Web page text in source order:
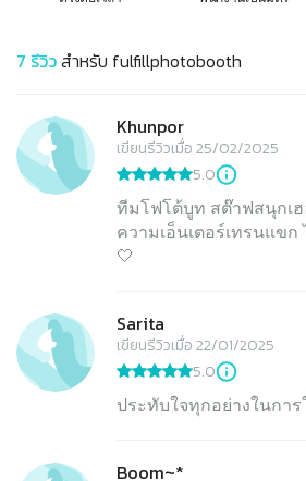
7 รีวิวสำหรับ fulfillphotobooth
Khunpor
เขียนรีวิวเมื่อ 25/02/2025
5.0
ทีมโฟโต้บูท สต๊าฟสนุกเ
ความเอ็นเตอร์เทรนแข
🤍
Sarita
เขียนรีวิวเมื่อ 22/01/2025
5.0
ประทับใจทุกอย่างในกา
Boom~*